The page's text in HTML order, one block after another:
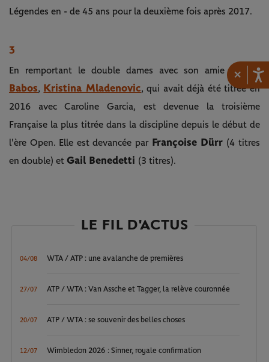
×
Légendes en - de 45 ans pour la deuxième fois après 2017.
3
En remportant le double dames avec son amie Timea
Babos, Kristina Mladenovic, qui avait déjà été titrée en
2016 avec Caroline Garcia, est devenue la troisième
Française la plus titrée dans la discipline depuis le début de
l'ère Open. Elle est devancée par Françoise Dürr (4 titres
en double) et Gail Benedetti (3 titres).
LE FIL D'ACTUS
04/08 WTA / ATP : une avalanche de premières
27/07 ATP / WTA : Van Assche et Tagger, la relève couronnée
20/07 ATP / WTA : se souvenir des belles choses
12/07 Wimbledon 2026 : Sinner, royale confirmation